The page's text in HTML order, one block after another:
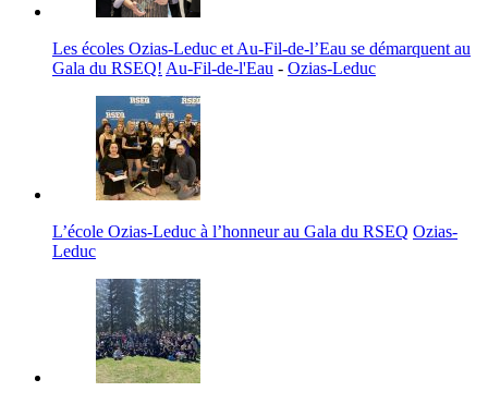
Les écoles Ozias-Leduc et Au-Fil-de-l’Eau se démarquent au
Gala du RSEQ! Au-Fil-de-l'Eau - Ozias-Leduc
L’école Ozias-Leduc à l’honneur au Gala du RSEQ Ozias-
Leduc